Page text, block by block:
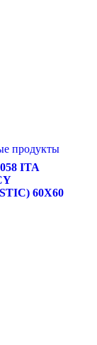
продукты
ITA
60X60